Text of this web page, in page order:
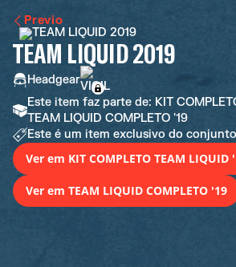
Previo
TEAM LIQUID 2019
Headgear
Este item faz parte de: KIT
TEAM LIQUID COMPLETO '19
Este é um item exclusivo do conjunto
Ver em KIT COMPLETO TEAM LIQUID
Ver em TEAM LIQUID COMPLETO '19